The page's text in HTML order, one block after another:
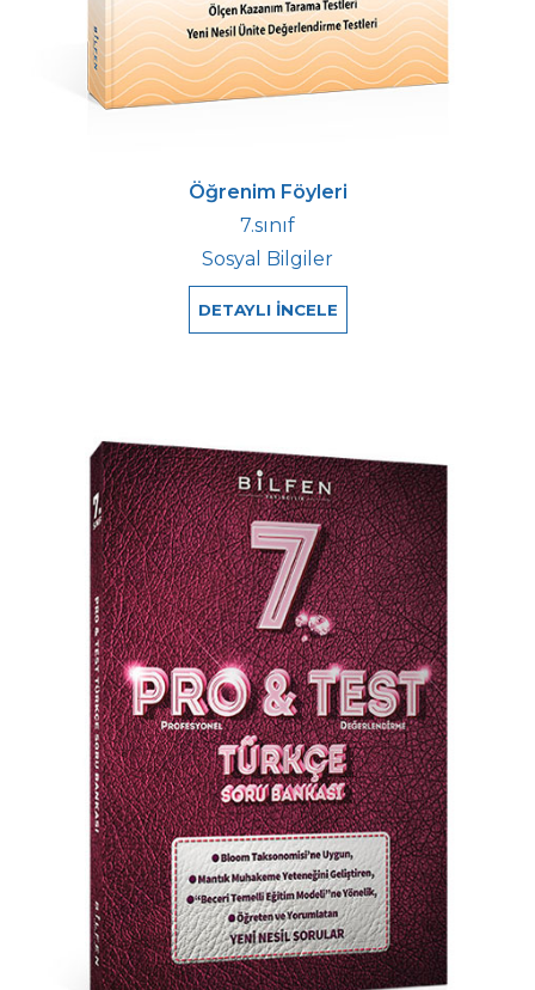
Öğrenim Föyleri
7.sınıf
Sosyal Bilgiler
DETAYLI İNCELE